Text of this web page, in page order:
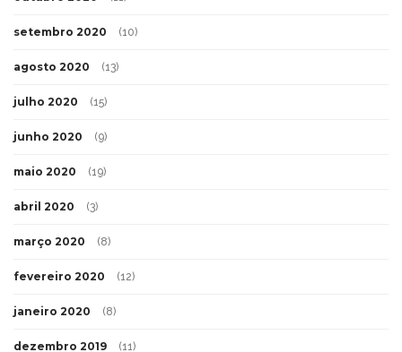
setembro 2020 (10)
agosto 2020 (13)
julho 2020 (15)
junho 2020 (9)
maio 2020 (19)
abril 2020 (3)
março 2020 (8)
fevereiro 2020 (12)
janeiro 2020 (8)
dezembro 2019 (11)